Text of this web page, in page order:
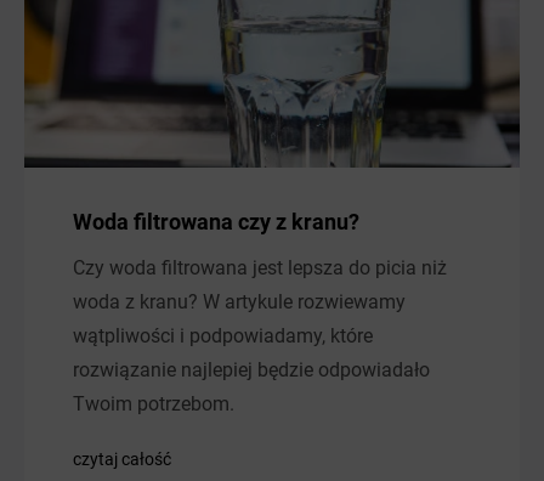
Woda filtrowana czy z kranu?
Czy woda filtrowana jest lepsza do picia niż
woda z kranu? W artykule rozwiewamy
wątpliwości i podpowiadamy, które
rozwiązanie najlepiej będzie odpowiadało
Twoim potrzebom.
czytaj całość